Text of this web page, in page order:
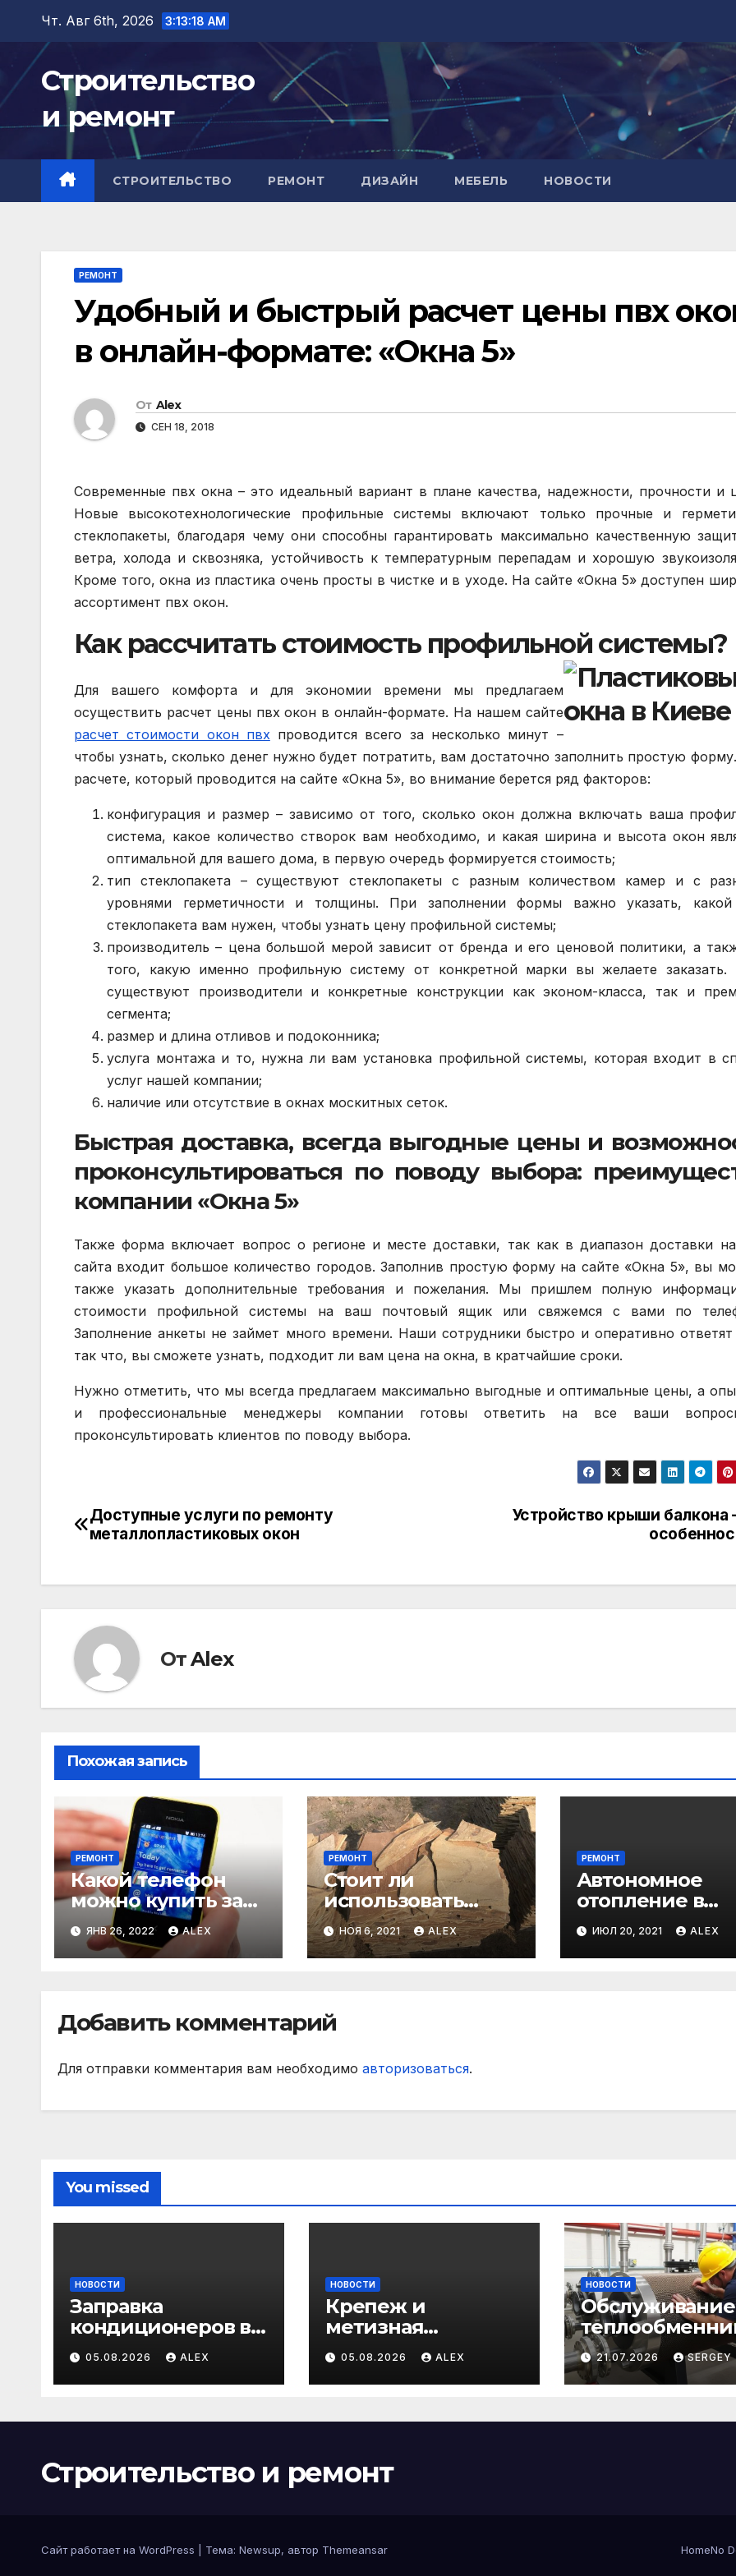
Перейти
содержимому
Чт. Авг 6th, 2026 3:13:19 AM
Строительство
и ремонт
СТРОИТЕЛЬСТВО РЕМОНТ ДИЗАЙН МЕБЕЛЬ НОВОСТИ
РЕМОНТ
Удобный и быстрый расчет цены пвх
в онлайн-формате: «Окна 5»
От Alex
СЕН 18, 2018
Современные пвх окна – это идеальный вариант в плане качества, надежности, прочности и
Новые высокотехнологические профильные системы включают только прочные и
стеклопакеты, благодаря чему они способны гарантировать максимально качественную
ветра, холода и сквозняка, устойчивость к температурным перепадам и хорошую
Кроме того, окна из пластика очень просты в чистке и в уходе. На сайте «Окна 5» доступен
ассортимент пвх окон.
Как рассчитать стоимость профильной системы?
Для вашего комфорта и для экономии времени мы предлагаем
осуществить расчет цены пвх окон в онлайн-формате. На нашем сайте
расчет стоимости окон пвх проводится всего за несколько минут –
чтобы узнать, сколько денег нужно будет потратить, вам достаточно заполнить простую
расчете, который проводится на сайте «Окна 5», во внимание берется ряд факторов:
конфигурация и размер – зависимо от того, сколько окон должна включать ваша
система, какое количество створок вам необходимо, и какая ширина и высота окон
оптимальной для вашего дома, в первую очередь формируется стоимость;
тип стеклопакета – существуют стеклопакеты с разным количеством камер и с
уровнями герметичности и толщины. При заполнении формы важно указать,
стеклопакета вам нужен, чтобы узнать цену профильной системы;
производитель – цена большой мерой зависит от бренда и его ценовой политики, а
того, какую именно профильную систему от конкретной марки вы желаете заказать.
существуют производители и конкретные конструкции как эконом-класса, так и
сегмента;
размер и длина отливов и подоконника;
услуга монтажа и то, нужна ли вам установка профильной системы, которая входит в
услуг нашей компании;
наличие или отсутствие в окнах москитных сеток.
Быстрая доставка, всегда выгодные цены и
проконсультироваться по поводу выбора:
компании «Окна 5»
Также форма включает вопрос о регионе и месте доставки, так как в диапазон доставки
сайта входит большое количество городов. Заполнив простую форму на сайте «Окна 5», вы
также указать дополнительные требования и пожелания. Мы пришлем полную
стоимости профильной системы на ваш почтовый ящик или свяжемся с вами по
Заполнение анкеты не займет много времени. Наши сотрудники быстро и оперативно
так что, вы сможете узнать, подходит ли вам цена на окна, в кратчайшие сроки.
Нужно отметить, что мы всегда предлагаем максимально выгодные и оптимальные цены, а
и профессиональные менеджеры компании готовы ответить на все ваши
проконсультировать клиентов по поводу выбора.
Навигация
записям
Устройство крыши балкона
Доступные услуги по ремонту
металлопластиковых окон
ОтAlex
Похожая запись
РЕМОНТ
Какой телефон
можно купить за
5000 рублей
ЯНВ 26, 2022 ALEX
РЕМОНТ
Стоит ли
использовать
песчаник для
облицовки
фасада?
НОЯ 6, 2021 ALEX
РЕМОНТ
Автономное
отопление в
Москве все
особенности
ИЮЛ 20, 2021 ALEX
Добавить комментарий
Для отправки комментария вам необходимо авторизоваться.
You missed
НОВОСТИ
Заправка
кондиционеров в
Бишкеке:
профессиональны
е услуги для дома
05.08.2026 ALEX
НОВОСТИ
Крепеж и
метизная
продукция для
каркасного и
загородного
саморезов до
05.08.2026 ALEX
НОВОСТИ
Обслуживание
как сохранить
избежать
21.07.2026 SERGEY
Строительство и ремонт
Сайт работает на WordPress Тема: Newsup, автор Themeansar HomeNo